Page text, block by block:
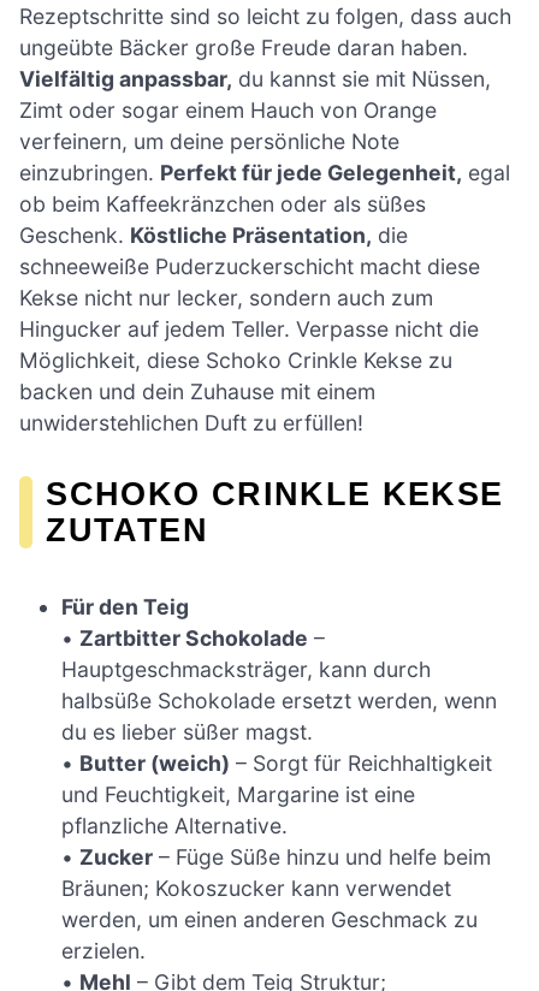
Rezeptschritte sind so leicht zu folgen, dass auch
ungeübte Bäcker große Freude daran haben.
Vielfältig anpassbar, du kannst sie mit Nüssen,
Zimt oder sogar einem Hauch von Orange
verfeinern, um deine persönliche Note
einzubringen. Perfekt für jede Gelegenheit, egal
ob beim Kaffeekränzchen oder als süßes
Geschenk. Köstliche Präsentation, die
schneeweiße Puderzuckerschicht macht diese
Kekse nicht nur lecker, sondern auch zum
Hingucker auf jedem Teller. Verpasse nicht die
Möglichkeit, diese Schoko Crinkle Kekse zu
backen und dein Zuhause mit einem
unwiderstehlichen Duft zu erfüllen!
SCHOKO CRINKLE KEKSE
ZUTATEN
Für den Teig
• Zartbitter Schokolade –
Hauptgeschmacksträger, kann durch
halbsüße Schokolade ersetzt werden, wenn
du es lieber süßer magst.
• Butter (weich) – Sorgt für Reichhaltigkeit
und Feuchtigkeit, Margarine ist eine
pflanzliche Alternative.
• Zucker – Füge Süße hinzu und helfe beim
Bräunen; Kokoszucker kann verwendet
werden, um einen anderen Geschmack zu
erzielen.
• Mehl – Gibt dem Teig Struktur;